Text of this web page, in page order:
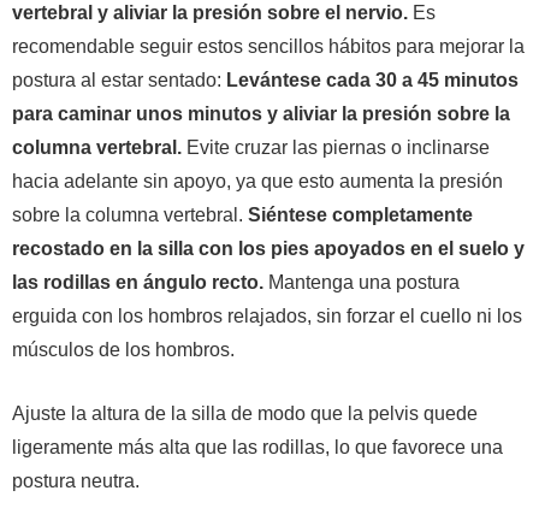
vertebral y aliviar la presión sobre el nervio. Es
recomendable seguir estos sencillos hábitos para mejorar la
postura al estar sentado: Levántese cada 30 a 45 minutos
para caminar unos minutos y aliviar la presión sobre la
columna vertebral. Evite cruzar las piernas o inclinarse
hacia adelante sin apoyo, ya que esto aumenta la presión
sobre la columna vertebral. Siéntese completamente
recostado en la silla con los pies apoyados en el suelo y
las rodillas en ángulo recto. Mantenga una postura
erguida con los hombros relajados, sin forzar el cuello ni los
músculos de los hombros.
Ajuste la altura de la silla de modo que la pelvis quede
ligeramente más alta que las rodillas, lo que favorece una
postura neutra.